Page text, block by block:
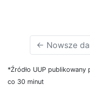
← Nowsze
*Źródło UUP publikowany
co 30 minut